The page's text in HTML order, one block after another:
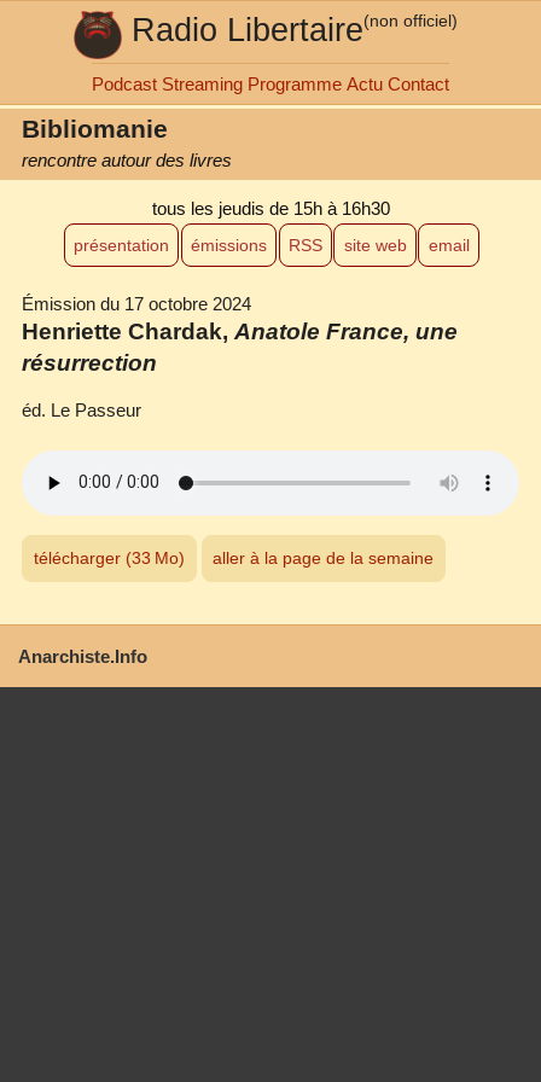
Radio Libertaire(non officiel)
Podcast Streaming Programme Actu Contact
Bibliomanie
rencontre autour des livres
tous les jeudis de 15h à 16h30
présentation émissions RSS site web email
Émission du 17 octobre 2024
Henriette Chardak,Anatole France, une
résurrection
éd. Le Passeur
télécharger (33 Mo) aller à la page de la semaine
Anarchiste.Info